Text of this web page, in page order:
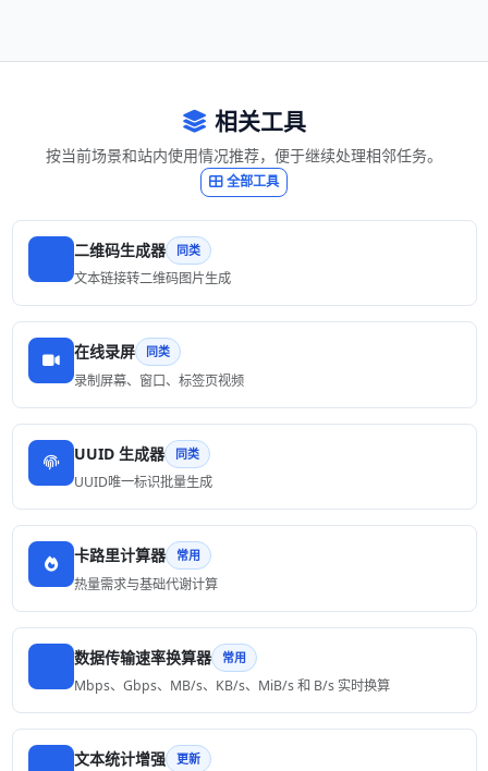
相关工具
按当前场景和站内使用情况推荐，便于继续处理相邻任务。
全部工具
二维码生成器 同类
文本链接转二维码图片生成
在线录屏 同类
录制屏幕、窗口、标签页视频
UUID 生成器 同类
UUID唯一标识批量生成
卡路里计算器 常用
热量需求与基础代谢计算
数据传输速率换算器 常用
Mbps、Gbps、MB/s、KB/s、MiB/s 和 B/s 实时换算
文本统计增强 更新